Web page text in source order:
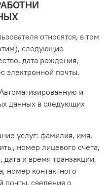
относятся, в том
следующие
дата рождения,
электронной почты.
и
данных в следующих
услуг: фамилия, имя,
номер лицевого счета,
и время транзакции,
номер контактного
почты, сведения о